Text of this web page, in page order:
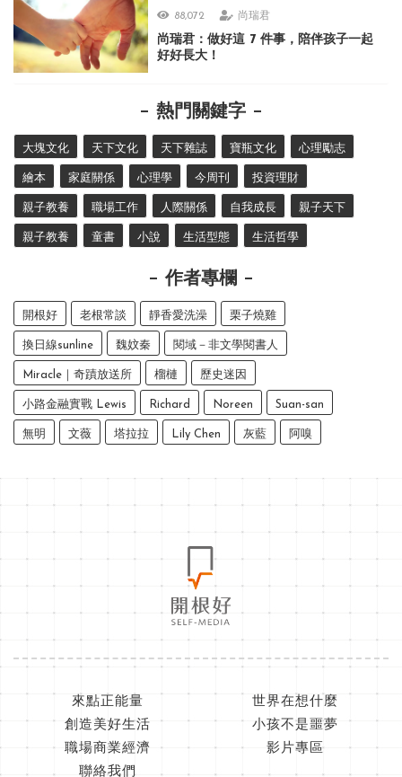
88,072 尚瑞君
尚瑞君：做好這 7 件事，陪伴孩子一起
好好長大！
熱門關鍵字
大塊文化 天下文化 天下雜誌 寶瓶文化 心理勵志
繪本 家庭關係 心理學 今周刊 投資理財
親子教養 職場工作 人際關係 自我成長 親子天下
親子教養 童書 小說 生活型態 生活哲學
作者專欄
開根好 老根常談 靜香愛洗澡 栗子燒雞
換日線sunline 魏妏秦 閱域－非文學閱書人
Miracle｜奇蹟放送所 榴槤 歷史迷因
小路金融實戰 Lewis Richard Noreen Suan-san
無明 文薇 塔拉拉 Lily Chen 灰藍 阿嗅
來點正能量
世界在想什麼
創造美好生活
小孩不是噩夢
職場商業經濟
影片專區
聯絡我們